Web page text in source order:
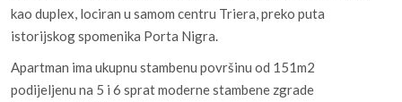
kao duplex, lociran u samom centru Triera, preko puta
istorijskog spomenika Porta Nigra.
Apartman ima ukupnu stambenu površinu od 151m2
podijeljenu na 5 i 6 sprat moderne stambene zgrade